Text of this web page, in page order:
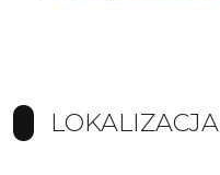
LOKALIZACJA